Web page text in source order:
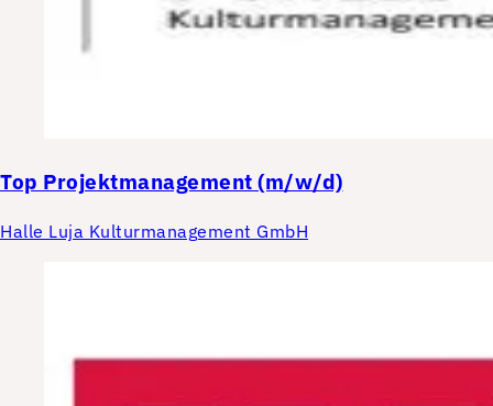
Top Projektmanagement (m/w/d)
Halle Luja Kulturmanagement GmbH